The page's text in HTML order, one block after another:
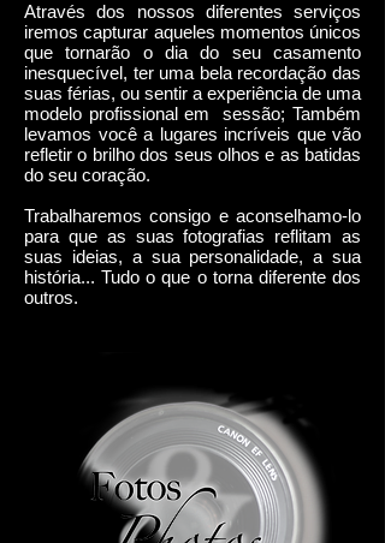
Através dos nossos diferentes serviços
iremos capturar aqueles momentos únicos
que tornarão o dia do seu casamento
inesquecível, ter uma bela recordação das
suas férias, ou sentir a experiência de uma
modelo profissional em
sessão; Também
levamos você a lugares incríveis que vão
refletir o brilho dos seus olhos e as batidas
do seu coração.
Trabalharemos consigo e aconselhamo-lo
para que as suas fotografias reflitam as
suas ideias, a sua personalidade, a sua
história... Tudo o que o torna diferente dos
outros.